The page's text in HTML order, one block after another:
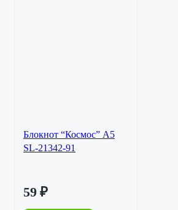
Блокнот “Космос” А5
SL-21342-91
59 ₽